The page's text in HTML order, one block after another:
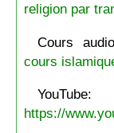
religion par
Cours
cours
YouTube:
https://